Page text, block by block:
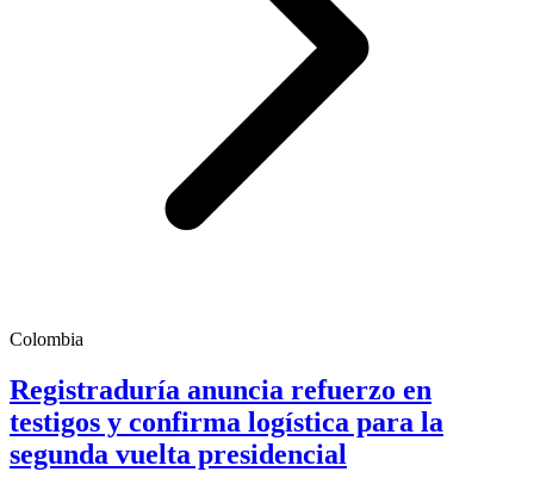
Colombia
Registraduría anuncia refuerzo en
testigos y confirma logística para la
segunda vuelta presidencial